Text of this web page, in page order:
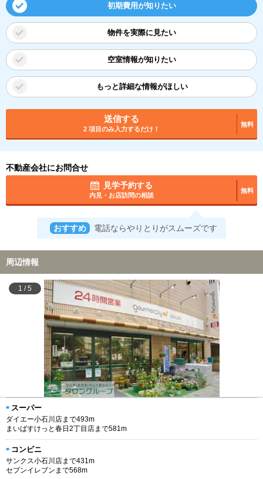
初期費用が知りたい
物件を実際に見たい
空室情報が知りたい
もっと詳細な情報がほしい
送信する
2 項目のみ入力するだけ！
無料
不動産会社にお問合せ
見学予約する
内見・お店訪問の相談
無料
おすすめ 電話ならやりとりがスムーズです
周辺情報
1 /5
スーパー
ダイエー小石川店まで493m
まいばすけっと春日2丁目店まで581m
コンビニ
サンクス小石川店まで431m
セブンイレブンまで568m